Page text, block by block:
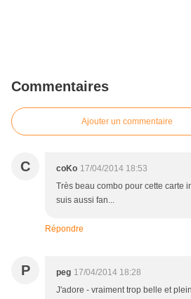
Commentaires
Ajouter un commentaire
C coKo 17/04/2014 18:53
Très beau combo pour cette carte
suis aussi fan...
Répondre
P peg 17/04/2014 18:28
J'adore - vraiment trop belle et